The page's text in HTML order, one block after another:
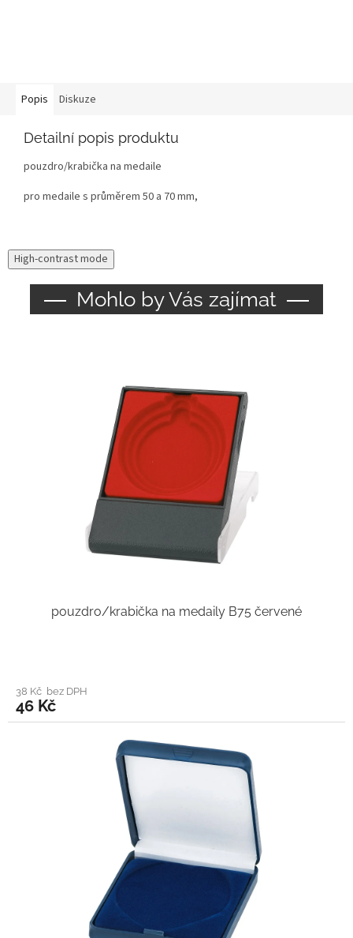
Popis Diskuze
Detailní popis produktu
pouzdro/krabička na medaile
pro medaile s průměrem 50 a 70 mm,
High-contrast mode
Mohlo by Vás zajímat
pouzdro/krabička na medaily B75 červené
38 Kč bez DPH
46 Kč